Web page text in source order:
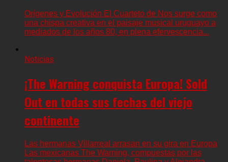
Orígenes y Evolución El Cuarteto de Nos surge como
una chispa creativa en el paisaje musical uruguayo a
mediados de los años 80, en plena efervescencia...
Noticias
¡The Warning conquista Europa! Sold
Out en todas sus fechas del viejo
continente
Las hermanas Villarreal arrasan en su gira en Europa
Las mexicanas The Warning, compuestas por las